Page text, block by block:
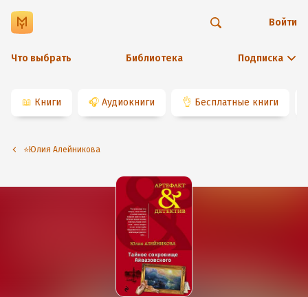
Что выбрать Библиотека Подписка
Войти
📖 Книги 🎧 Аудиокниги 👌 Бесплатные книги
⭐️Юлия Алейникова